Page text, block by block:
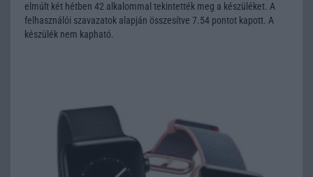
elmúlt két hétben 42 alkalommal tekintették meg a készüléket. A
felhasználói szavazatok alapján összesítve 7.54 pontot kapott. A
készülék nem kapható.